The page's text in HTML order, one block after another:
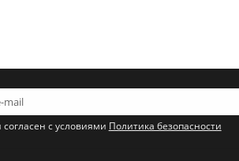
с условиями Политика безопасности